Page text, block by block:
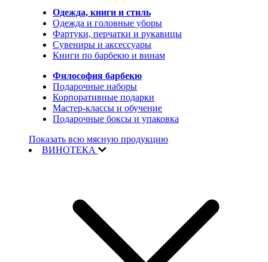
Одежда, книги и стиль
Одежда и головные уборы
Фартуки, перчатки и рукавицы
Сувениры и аксессуары
Книги по барбекю и винам
Философия барбекю
Подарочные наборы
Корпоративные подарки
Мастер-классы и обучение
Подарочные боксы и упаковка
Показать всю мясную продукцию
ВИНОТЕКА